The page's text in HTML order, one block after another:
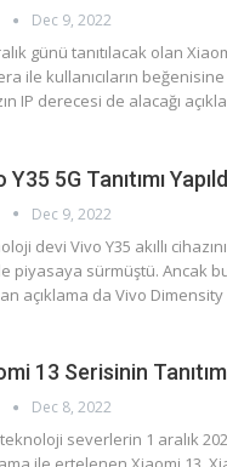
Dec 9, 2022
günü tanıtılacak olan
ile kullanıcıların
IP derecesi de alacağı
Y35 5G Tanıtımı
Dec 9, 2022
devi Vivo Y35 akıllı
piyasaya sürmüştü. Ancak
açıklama da Vivo
13 Serisinin
Dec 8, 2022
severlerin 1 aralık